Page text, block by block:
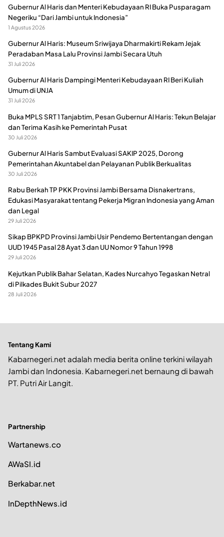
Gubernur Al Haris dan Menteri Kebudayaan RI Buka Pusparagam
Negeriku “Dari Jambi untuk Indonesia”
1 Agustus 2026
Gubernur Al Haris: Museum Sriwijaya Dharmakirti Rekam Jejak
Peradaban Masa Lalu Provinsi Jambi Secara Utuh
31 Juli 2026
Gubernur Al Haris Dampingi Menteri Kebudayaan RI Beri Kuliah
Umum di UNJA
31 Juli 2026
Buka MPLS SRT 1 Tanjabtim, Pesan Gubernur Al Haris: Tekun Belajar
dan Terima Kasih ke Pemerintah Pusat
30 Juli 2026
Gubernur Al Haris Sambut Evaluasi SAKIP 2025, Dorong
Pemerintahan Akuntabel dan Pelayanan Publik Berkualitas
30 Juli 2026
Rabu Berkah TP PKK Provinsi Jambi Bersama Disnakertrans,
Edukasi Masyarakat tentang Pekerja Migran Indonesia yang Aman
dan Legal
29 Juli 2026
Sikap BPKPD Provinsi Jambi Usir Pendemo Bertentangan dengan
UUD 1945 Pasal 28 Ayat 3 dan UU Nomor 9 Tahun 1998
29 Juli 2026
Kejutkan Publik Bahar Selatan, Kades Nurcahyo Tegaskan Netral
di Pilkades Bukit Subur 2027
28 Juli 2026
Tentang Kami
Kabarnegeri.net adalah media berita online terkini wilayah
Jambi dan Indonesia. Kabarnegeri.net bernaung di bawah
PT. Putri Air Langit.
Partnership
Wartanews.co
AWaSI.id
Berkabar.net
InDepthNews.id